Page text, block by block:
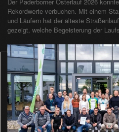
Rekordwerte verbuchen. Mit einem
und Läufern hat der älteste
gezeigt, welche Begeisterung der